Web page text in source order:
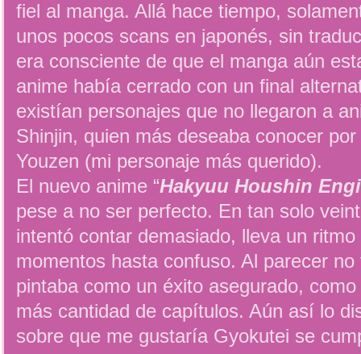
fiel al manga. Allá hace tiempo,
unos pocos scans en japonés, sin
era consciente de que el manga aún
anime había cerrado con un final
existían personajes que no llegaron a
Shinjin, quien más deseaba conocer
Youzen (mi personaje más querido).
El nuevo anime “Hakyuu Houshin Engi
pese a no ser perfecto. En tan solo
intentó contar demasiado, lleva un
momentos hasta confuso. Al parecer
pintaba como un éxito asegurado,
más cantidad de capítulos. Aún así lo
sobre que me gustaría Gyokutei se